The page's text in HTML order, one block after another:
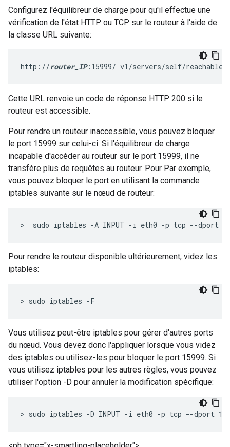
Configurez l'équilibreur de charge pour qu'il effectue une
vérification de l'état HTTP ou TCP sur le routeur à l'aide de
la classe URL suivante:
http://router_IP:15999/ v1/servers/self/reachable
Cette URL renvoie un code de réponse HTTP 200 si le
routeur est accessible.
Pour rendre un routeur inaccessible, vous pouvez bloquer
le port 15999 sur celui-ci. Si l'équilibreur de charge
incapable d'accéder au routeur sur le port 15999, il ne
transfère plus de requêtes au routeur. Pour Par exemple,
vous pouvez bloquer le port en utilisant la commande
iptables suivante sur le nœud de routeur:
>  sudo iptables -A INPUT -i eth0 -p tcp --dport
Pour rendre le routeur disponible ultérieurement, videz les
iptables:
> sudo iptables -F
Vous utilisez peut-être iptables pour gérer d'autres ports
du nœud. Vous devez donc l'appliquer lorsque vous videz
des iptables ou utilisez-les pour bloquer le port 15999. Si
vous utilisez iptables pour les autres règles, vous pouvez
utiliser l'option -D pour annuler la modification spécifique:
> sudo iptables -D INPUT -i eth0 -p tcp --dport